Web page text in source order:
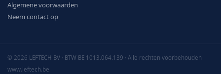
Algemene voorwaarden
Neem contact op
© 2026 LEFTECH BV · BTW BE 1013.064.139 · Alle rechten voorbehouden
www.leftech.be